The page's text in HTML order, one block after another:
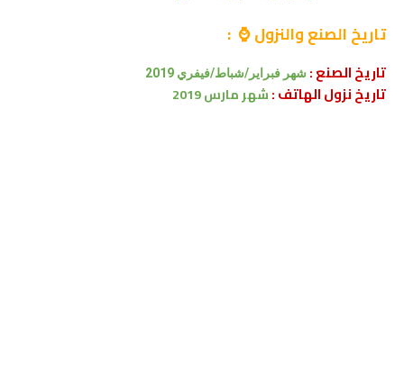
تاريخ الصنع والنزول ⌚ :
تاريخ الصنع : شهر فبراير/شباط/فيفري 2019
تاريخ نزول الهاتف :شهرمارس 2019